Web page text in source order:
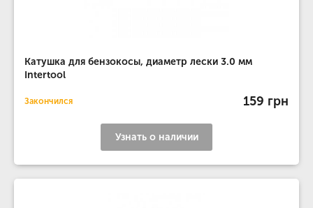
Катушка для бензокосы, диаметр лески 3.0 мм
Intertool
Закончился 159 грн
Узнать о наличии